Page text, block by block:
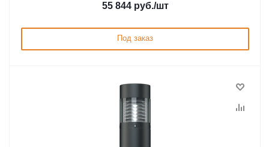
55 844руб./шт
Под заказ